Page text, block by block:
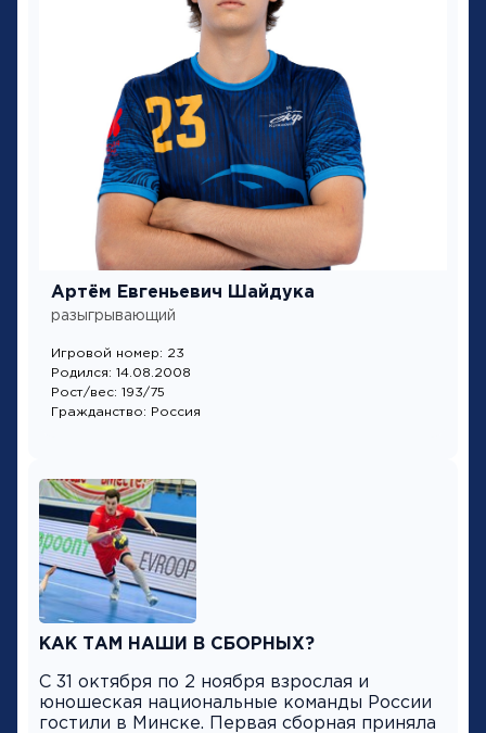
Артём Евгеньевич Шайдука
разыгрывающий
Игровой номер: 23
Родился: 14.08.2008
Рост/вес: 193/75
Гражданство: Россия
КАК ТАМ НАШИ В СБОРНЫХ?
С 31 октября по 2 ноября взрослая и
юношеская национальные команды России
гостили в Минске. Первая сборная приняла